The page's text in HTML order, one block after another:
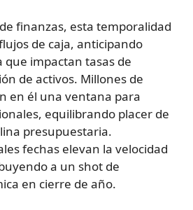
finanzas, esta temporalidad
de caja, anticipando
que impactan tasas de
de activos. Millones de
en él una ventana para
equilibrando placer de
presupuestaria.
fechas elevan la velocidad
a un shot de
en cierre de año.